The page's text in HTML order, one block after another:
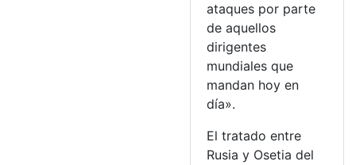
ataques por parte
de aquellos
dirigentes
mundiales que
mandan hoy en
día».
El tratado entre
Rusia y Osetia del